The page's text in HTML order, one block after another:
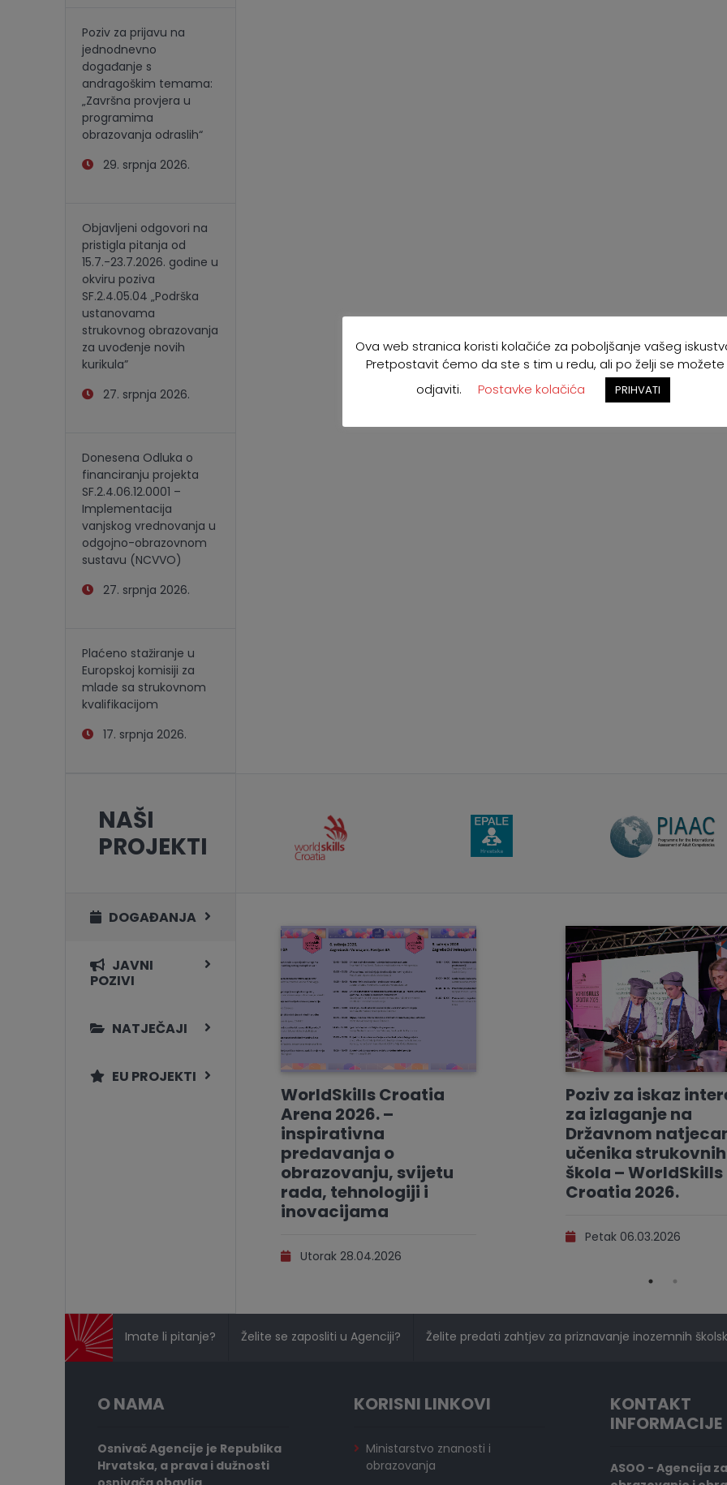
Poziv za prijavu na
jednodnevno
događanje s
andragoškim temama:
„Završna provjera u
programima
obrazovanja odraslih“
29. srpnja 2026.
Objavljeni odgovori na
pristigla pitanja od
15.7.-23.7.2026. godine u
okviru poziva
SF.2.4.05.04 „Podrška
ustanovama
strukovnog obrazovanja
za uvođenje novih
kurikula”
27. srpnja 2026.
Donesena Odluka o
financiranju projekta
SF.2.4.06.12.0001 –
Implementacija
vanjskog vrednovanja u
odgojno-obrazovnom
sustavu (NCVVO)
27. srpnja 2026.
Plaćeno stažiranje u
Europskoj komisiji za
mlade sa strukovnom
kvalifikacijom
17. srpnja 2026.
NAŠI
PROJEKTI
DOGAĐANJA
JAVNI
POZIVI
NATJEČAJI
EU PROJEKTI
WorldSkills Croatia
Arena 2026. –
inspirativna
predavanja o
obrazovanju, svijetu
rada, tehnologiji i
inovacijama
Utorak 28.04.2026
Poziv za iskaz
za izlaganje na
Državnom
učenika strukovnih
škola – WorldSkills
Croatia 2026.
Petak 06.03.2026
Imate li pitanje? Želite se zaposliti u Agenciji? Želite predati zahtjev za priznavanje inozemnih
O NAMA
Osnivač Agencije je Republika
Hrvatska, a prava i dužnosti
KORISNI LINKOVI
Ministarstvo znanosti i
obrazovanja
KONTAKT
INFORMACIJE
ASOO - Agencija
Ova web stranica koristi kolačiće za poboljšanje vašeg
Pretpostavit ćemo da ste s tim u redu, ali po želji se možete
odjaviti.
Postavke kolačića PRIHVATI